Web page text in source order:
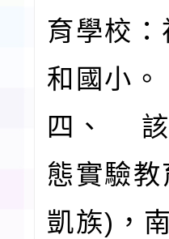
育學校
和國小。
四、 該
態實驗
凱族)，